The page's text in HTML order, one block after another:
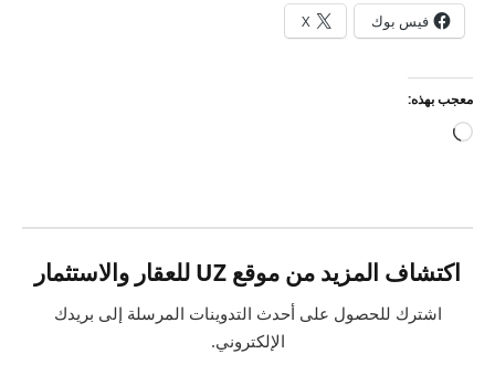
فيس بوك X
معجب بهذه:
جاري
اكتشاف المزيد من موقع UZ للعقار والاستثمار
اشترك للحصول على أحدث التدوينات المرسلة إلى بريدك
الإلكتروني.